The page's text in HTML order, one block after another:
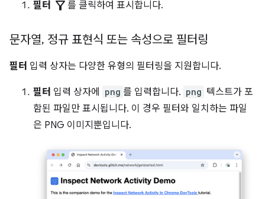
필터 filter_alt 를 클릭하여 표시합니다.
문자열, 정규 표현식 또는 속성으로 필터링
필터 입력 상자는 다양한 유형의 필터링을 지원합니다.
필터 입력 상자에 png 를 입력합니다. png 텍스트가 포
함된 파일만 표시됩니다. 이 경우 필터와 일치하는 파일
은 PNG 이미지뿐입니다.